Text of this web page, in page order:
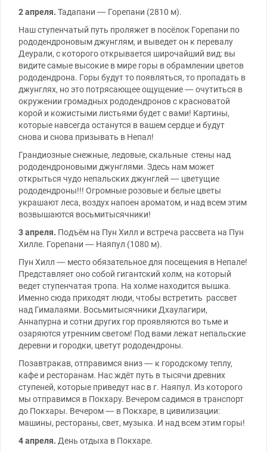
2 апреля. Тадапани — Горепани (2810 м).
Наш ступенчатый путь проляжет в посёлок Горепани по
рододендроновым джунглям, и выведет он к перевалу
Деурали, с которого открывается широчайший вид: вы
видите самые высокие в мире горы в обрамлении цветов
рододендрона. Горы будут то появляться, то пропадать в
джунглях, но это потрясающее ощущение — очутиться в
окружении громадных рододендронов с красноватой
корой и кожистыми листьями будет с вами! Картины,
которые навсегда останутся в вашем сердце и будут
снова и снова призывать в Непал!
Грандиозные снежные, ледовые, скальные стены над
рододендроновыми джунглями. Здесь нам может
открыться чудо непальских джунглей — цветущие
рододендроны!!! Огромные розовые и белые цветы
украшают леса, воздух напоен ароматом, и над всем этим
возвышаются восьмитысячники!
3 апреля. Подъём на Пун Хилл и встреча рассвета на Пун
Хилле. Горепани — Наяпул (1080 м).
Пун Хилл — место обязательное для посещения в Непале!
Представляет оно собой гигантский холм, на который
ведет ступенчатая тропа. На холме находится вышка.
Именно сюда приходят люди, чтобы встретить рассвет
над Гималаями. Восьмитысячники Дхаулагири,
Аннапурна и сотни других гор проявляются во тьме и
озаряются утренним светом! Под вами лежат непальские
деревни и городки, цветут рододендроны.
Позавтракав, отправимся вниз — к городскому теплу,
кафе и ресторанам. Нас ждёт путь в тысячи древних
ступеней, которые приведут нас в г. Наяпул. Из которого
мы отправимся в Покхару. Вечером садимся в транспорт
до Покхары. Вечером — в Покхаре, в цивилизации:
машины, рестораны, свет, музыка. И над всем этим горы!
4 апреля. День отдыха в Покхаре.